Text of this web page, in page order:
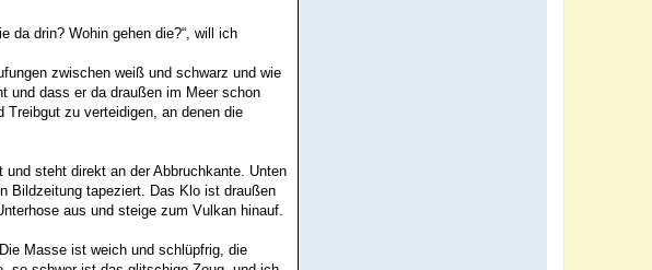
da drin? Wohin gehen die?“, will ich
zwischen weiß und schwarz und wie
und dass er da draußen im Meer schon
zu verteidigen, an denen die
steht direkt an der Abbruchkante. Unten
Bildzeitung tapeziert. Das Klo ist draußen
aus und steige zum Vulkan hinauf.
Masse ist weich und schlüpfrig, die